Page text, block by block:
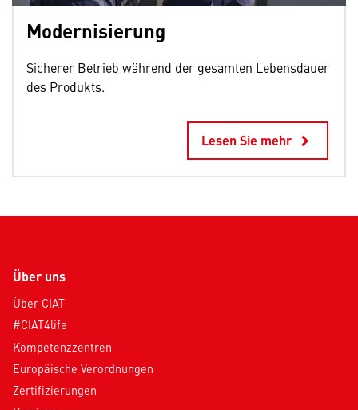
Modernisierung
Sicherer Betrieb während der gesamten Lebensdauer
des Produkts.
Lesen Sie mehr keyboard_arrow_right
Über uns
Über CIAT
#CIAT4life
Kompetenzzentren
Europäische Verordnungen
Zertifizierungen